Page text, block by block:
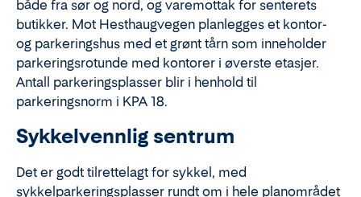
både fra sør og nord, og varemottak for senterets
butikker. Mot Hesthaugvegen planlegges et kontor-
og parkeringshus med et grønt tårn som inneholder
parkeringsrotunde med kontorer i øverste etasjer.
Antall parkeringsplasser blir i henhold til
parkeringsnorm i KPA 18.
Sykkelvennlig sentrum
Det er godt tilrettelagt for sykkel, med
sykkelparkeringsplasser rundt om i hele planområdet